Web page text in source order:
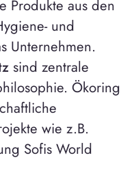
Produkte aus den
und
Unternehmen.
sind zentrale
Ökoring
wie z.B.
Sofis World